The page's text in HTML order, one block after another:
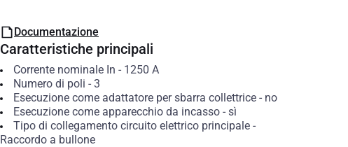
Documentazione
Caratteristiche principali
Corrente nominale In - 1250 A
Numero di poli - 3
Esecuzione come adattatore per sbarra collettrice- no
Esecuzione come apparecchio da incasso- sì
Tipo di collegamento circuito elettrico principale-
Raccordo a bullone